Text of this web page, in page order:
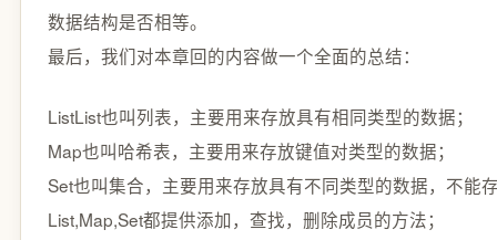
数据结构是否相等。
最后，我们对本章回的内容做一个全面的总结：
ListList也叫列表，主要用来存放具有相同类型的数据；
Map也叫哈希表，主要用来存放键值对类型的数据；
Set也叫集合，主要用来存放具有不同类型的数据，不能
List,Map,Set都提供添加，查找，删除成员的方法；